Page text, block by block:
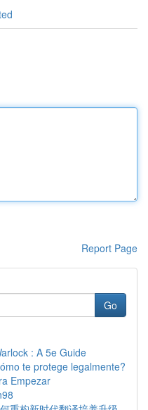
Report Page
Go
: A 5e Guide
te protege legalmente?
Empezar